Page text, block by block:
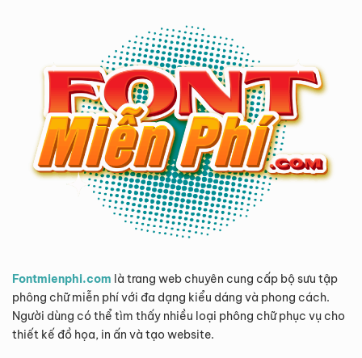
Fontmienphi.com là trang web chuyên cung cấp bộ sưu tập
phông chữ miễn phí với đa dạng kiểu dáng và phong cách.
Người dùng có thể tìm thấy nhiều loại phông chữ phục vụ cho
thiết kế đồ họa, in ấn và tạo website.